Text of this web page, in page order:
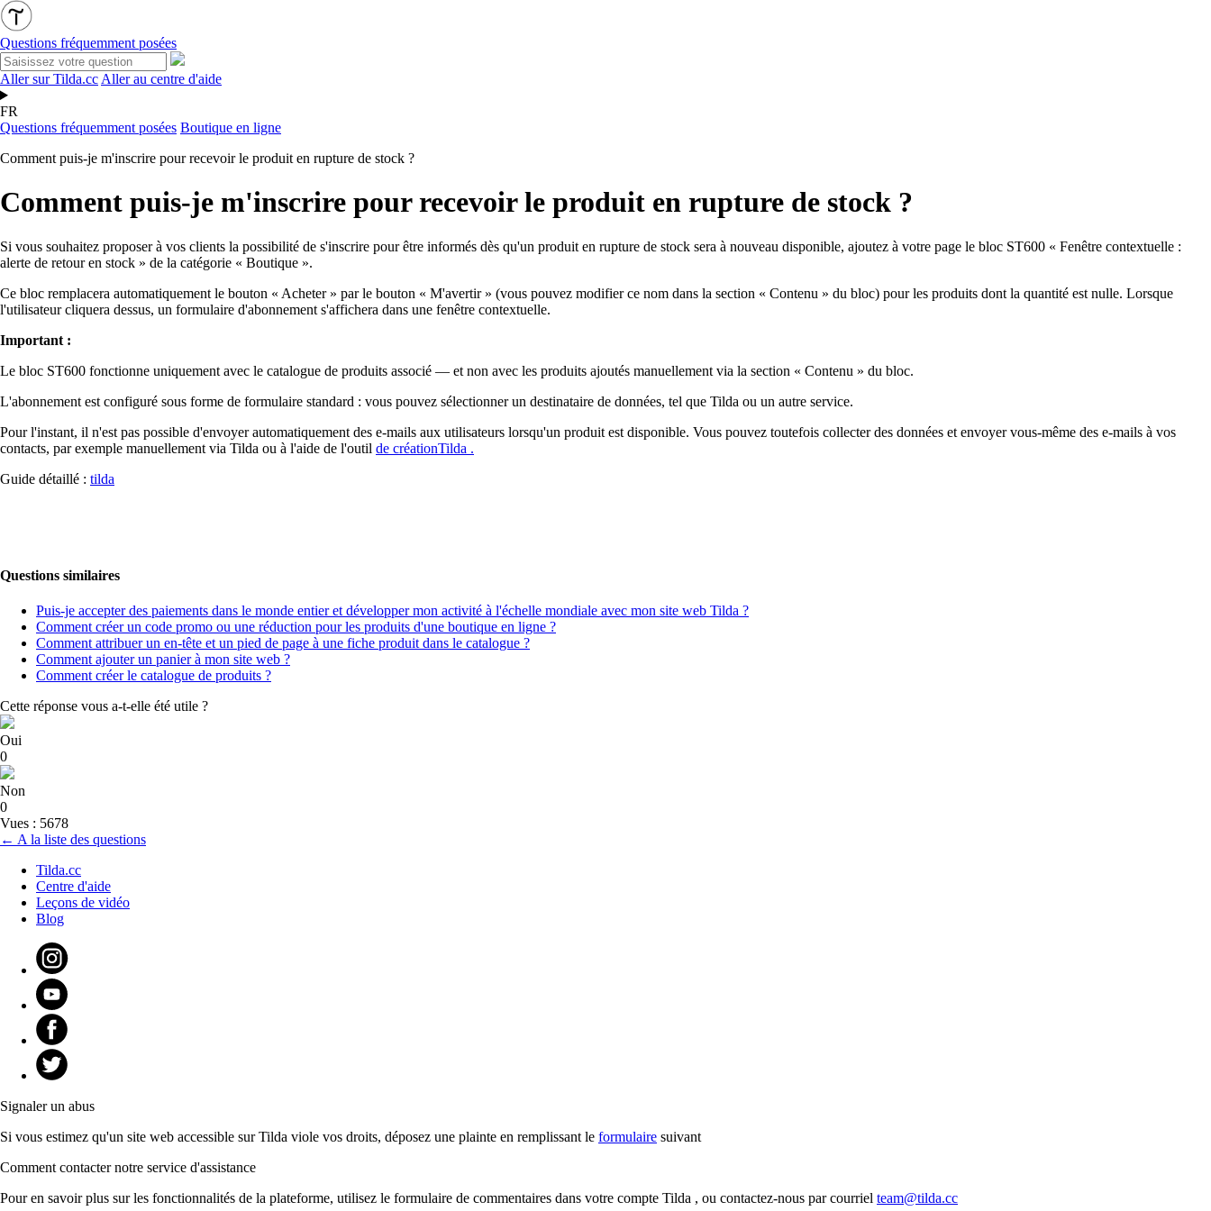
Questions fréquemment posées
Aller sur Tilda.cc Aller au centre d'aide
FR
Questions fréquemment posées Boutique en ligne
Comment puis-je m'inscrire pour recevoir le produit en rupture de stock ?
Comment puis-je m'inscrire pour recevoir le produit en rupture de stock ?
Si vous souhaitez proposer à vos clients la possibilité de s'inscrire pour être informés dès qu'un produit en rupture de stock sera à nouveau disponible, ajoutez à votre page le bloc ST600 « Fenêtre contextuelle :
alerte de retour en stock » de la catégorie « Boutique ».
Ce bloc remplacera automatiquement le bouton « Acheter » par le bouton « M'avertir » (vous pouvez modifier ce nom dans la section « Contenu » du bloc) pour les produits dont la quantité est nulle. Lorsque
l'utilisateur cliquera dessus, un formulaire d'abonnement s'affichera dans une fenêtre contextuelle.
Important :
Le bloc ST600 fonctionne uniquement avec le catalogue de produits associé — et non avec les produits ajoutés manuellement via la section « Contenu » du bloc.
L'abonnement est configuré sous forme de formulaire standard : vous pouvez sélectionner un destinataire de données, tel que Tilda ou un autre service.
Pour l'instant, il n'est pas possible d'envoyer automatiquement des e-mails aux utilisateurs lorsqu'un produit est disponible. Vous pouvez toutefois collecter des données et envoyer vous-même des e-mails à vos
contacts, par exemple manuellement via Tilda ou à l'aide de l'outil de créationTilda .
Guide détaillé : tilda
Questions similaires
Puis-je accepter des paiements dans le monde entier et développer mon activité à l'échelle mondiale avec mon site web Tilda ?
Comment créer un code promo ou une réduction pour les produits d'une boutique en ligne ?
Comment attribuer un en-tête et un pied de page à une fiche produit dans le catalogue ?
Comment ajouter un panier à mon site web ?
Comment créer le catalogue de produits ?
Cette réponse vous a-t-elle été utile ?
Oui
0
Non
0
Vues : 5678
← A la liste des questions
Tilda.cc
Centre d'aide
Leçons de vidéo
Blog
Signaler un abus
Si vous estimez qu'un site web accessible sur Tilda viole vos droits, déposez une plainte en remplissant le formulaire suivant
Comment contacter notre service d'assistance
Pour en savoir plus sur les fonctionnalités de la plateforme, utilisez le formulaire de commentaires dans votre compte Tilda , ou contactez-nous par courriel team@tilda.cc